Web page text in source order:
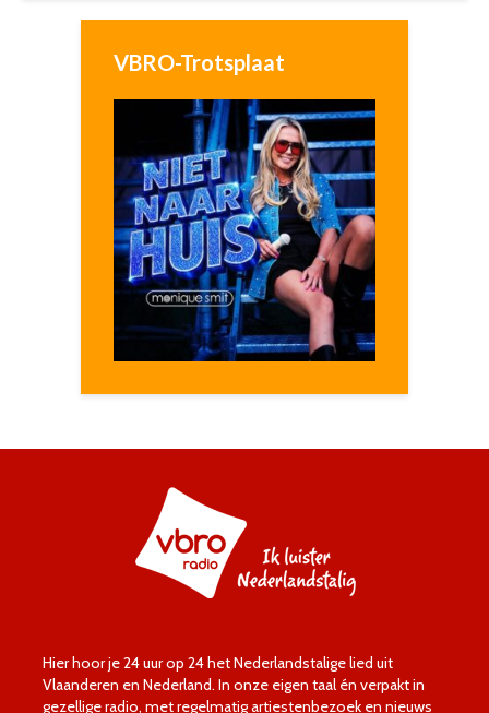
VBRO-Trotsplaat
Hier hoor je 24 uur op 24 het Nederlandstalige lied uit
Vlaanderen en Nederland. In onze eigen taal én verpakt in
gezellige radio, met regelmatig artiestenbezoek en nieuws